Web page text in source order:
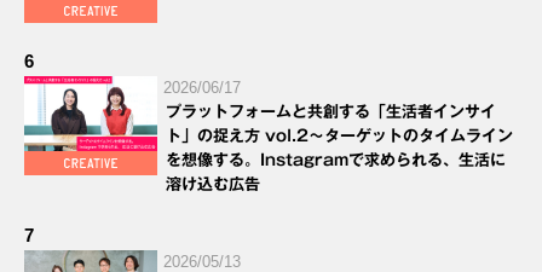
6
2026/06/17
プラットフォームと共創する「生活者インサイ
ト」の捉え方 vol.2～ターゲットのタイムライン
を想像する。Instagramで求められる、生活に
溶け込む広告
7
2026/05/13